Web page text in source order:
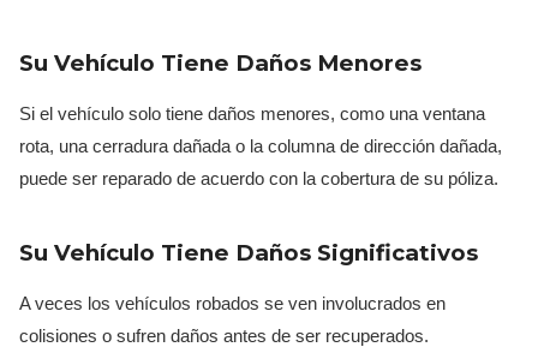
Su Vehículo Tiene Daños Menores
Si el vehículo solo tiene daños menores, como una ventana
rota, una cerradura dañada o la columna de dirección dañada,
puede ser reparado de acuerdo con la cobertura de su póliza.
Su Vehículo Tiene Daños Significativos
A veces los vehículos robados se ven involucrados en
colisiones o sufren daños antes de ser recuperados.